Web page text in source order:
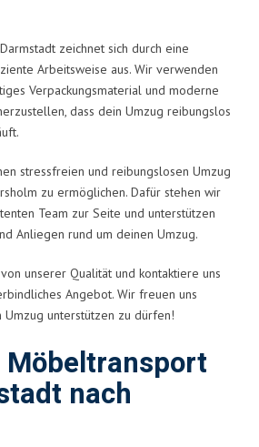
zeichnet sich durch eine
Arbeitsweise aus. Wir verwenden
Verpackungsmaterial und moderne
dass dein Umzug reibungslos
stressfreien und reibungslosen Umzug
zu ermöglichen. Dafür stehen wir
Team zur Seite und unterstützen
Anliegen rund um deinen Umzug.
unserer Qualität und kontaktiere uns
Angebot. Wir freuen uns
unterstützen zu dürfen!
nach